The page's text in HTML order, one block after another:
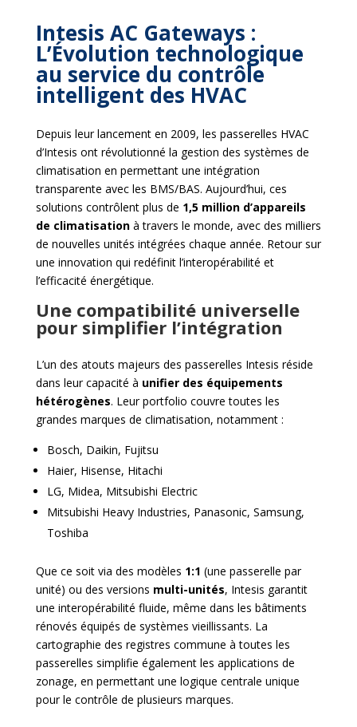
Intesis AC Gateways :
L’Évolution technologique
au service du contrôle
intelligent des HVAC
Depuis leur lancement en 2009, les passerelles HVAC
d’Intesis ont révolutionné la gestion des systèmes de
climatisation en permettant une intégration
transparente avec les BMS/BAS. Aujourd’hui, ces
solutions contrôlent plus de 1,5 million d’appareils
de climatisationà travers le monde, avec des milliers
de nouvelles unités intégrées chaque année. Retour sur
une innovation qui redéfinit l’interopérabilité et
l’efficacité énergétique.
Une compatibilité universelle
pour simplifier l’intégration
L’un des atouts majeurs des passerelles Intesis réside
dans leur capacité à unifier des équipements
hétérogènes. Leur portfolio couvre toutes les
grandes marques de climatisation, notamment :
Bosch, Daikin, Fujitsu
Haier, Hisense, Hitachi
LG, Midea, Mitsubishi Electric
Mitsubishi Heavy Industries, Panasonic, Samsung,
Toshiba
Que ce soit via des modèles 1:1 (une passerelle par
unité) ou des versions multi-unités, Intesis garantit
une interopérabilité fluide, même dans les bâtiments
rénovés équipés de systèmes vieillissants. La
cartographie des registres commune à toutes les
passerelles simplifie également les applications de
zonage, en permettant une logique centrale unique
pour le contrôle de plusieurs marques.